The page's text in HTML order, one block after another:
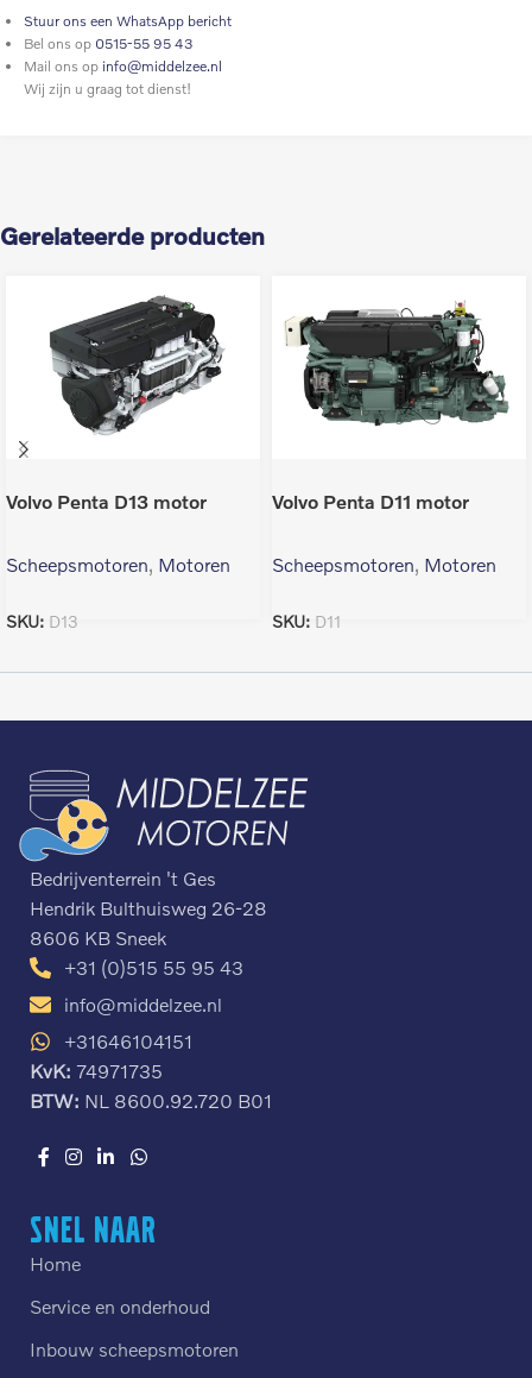
Stuur ons een WhatsApp bericht
Bel ons op 0515-55 95 43
Mail ons op info@middelzee.nl
Wij zijn u graag tot dienst!
Gerelateerde producten
Volvo Penta D13 motor
Scheepsmotoren, Motoren
SKU: D13
Volvo Penta D11 motor
Scheepsmotoren, Motoren
SKU: D11
Bedrijventerrein 't Ges
Hendrik Bulthuisweg 26-28
8606 KB Sneek
+31 (0)515 55 95 43
info@middelzee.nl
+31646104151
KvK: 74971735
BTW: NL 8600.92.720 B01
Snel naar
Home
Service en onderhoud
Inbouw scheepsmotoren